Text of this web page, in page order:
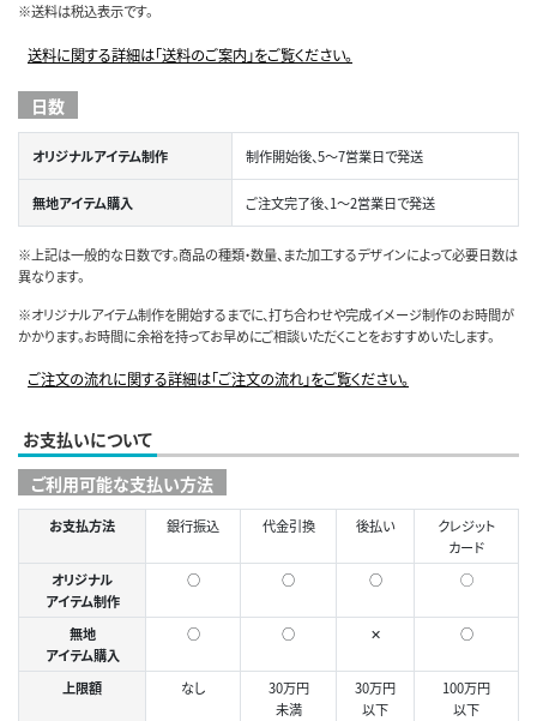
※送料は税込表示です。
送料に関する詳細は「送料のご案内」をご覧ください。
日数
オリジナルアイテム制作 制作開始後、5～7営業日で発送
無地アイテム購入 ご注文完了後、1～2営業日で発送
※上記は一般的な日数です。商品の種類・数量、また加工するデザインによって必要日数は
異なります。
※オリジナルアイテム制作を開始するまでに、打ち合わせや完成イメージ制作のお時間が
かかります。お時間に余裕を持ってお早めにご相談いただくことをおすすめいたします。
ご注文の流れに関する詳細は「ご注文の流れ」をご覧ください。
お支払いについて
ご利用可能な支払い方法
お支払方法 銀行振込 代金引換 後払い
クレジット
カード
オリジナル
アイテム制作
○ ○ ○ ◯
無地
アイテム購入
○ ○ ✕ ○
上限額 なし
30万円
未満
30万円
以下
100万円
以下